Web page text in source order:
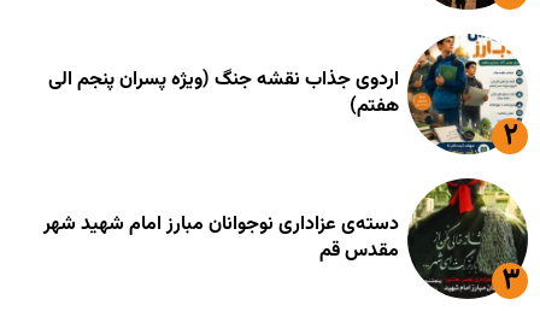
اردوی جذاب نقشه جنگ (ویژه پسران پنجم الی
هفتم)
دسته‌ی عزاداری نوجوانان مبارز امام شهید شهر
مقدس قم